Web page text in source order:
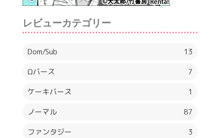
レビューカテゴリー
Dom/Sub
13
Ωバース
7
ケーキバース
1
ノーマル
87
ファンタジー
3